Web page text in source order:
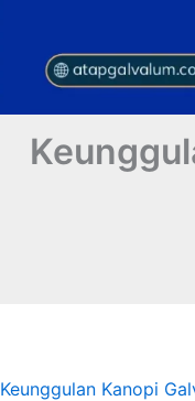
Keunggulan Kanopi